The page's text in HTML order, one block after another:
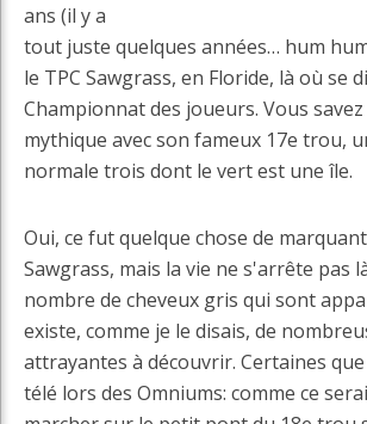
ans (il y a
tout juste quelques années… hum
le TPC Sawgrass, en Floride, là où se
Championnat des joueurs. Vous
mythique avec son fameux 17e trou,
normale trois dont le vert est une île.
Oui, ce fut quelque chose de
Sawgrass, mais la vie ne s'arrête pas
nombre de cheveux gris qui sont
existe, comme je le disais, de
attrayantes à découvrir. Certaines
télé lors des Omniums: comme ce